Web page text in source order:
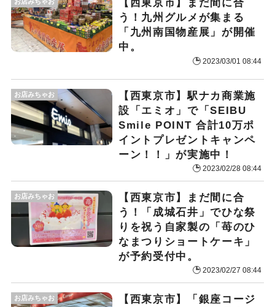
【西東京市】まだ間に合
う！九州グルメが集まる
「九州南国物産展」が開催
中。
2023/03/01 08:44
【西東京市】駅ナカ商業施
設「エミオ」で「SEIBU
Smile POINT 合計10万ポ
イントプレゼントキャンペ
ーン！！」が実施中！
2023/02/28 08:44
お店みちゃお
【西東京市】まだ間に合
う！「成城石井」でひな祭
りを祝う自家製の「苺のひ
なまつりショートケーキ」
が予約受付中。
2023/02/27 08:44
お店みちゃお
【西東京市】「銀座コージ
お店みちゃお